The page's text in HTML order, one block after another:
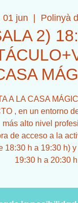
01 jun Polinyà
2)
A LA CASA
, en un entorno
más alto nivel
de acceso a la
18:30 h a 19:30 h)
19:30 h a 20:30